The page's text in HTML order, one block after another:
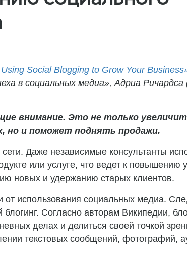
Social Blogging to Grow Your
в социальных медиа», Адриа Ричардса
внимание. Это не только
но и поможет поднять продажи.
Даже независимые консультанты
или услуге, что ведет к повышению
новых и удержанию старых клиентов.
использования социальных медиа.
Согласно авторам Википедии,
делах и делиться своей точкой
текстовых сообщений, фотографий,